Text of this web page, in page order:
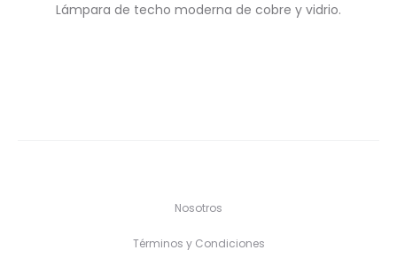
Lámpara de techo moderna de cobre y vidrio.
Nosotros
Términos y Condiciones